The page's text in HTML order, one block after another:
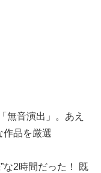
無音演出」。あえ
作品を厳選
な2時間だった！ 既